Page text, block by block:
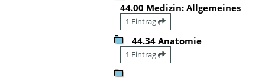
44.00 Medizin: Allgemeines
1 Eintrag
44.34 Anatomie
1 Eintrag